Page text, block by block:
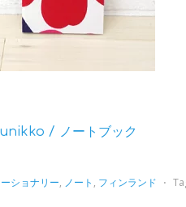
/ ノートブック
ショナリー, ノート , フィンランド ⋅